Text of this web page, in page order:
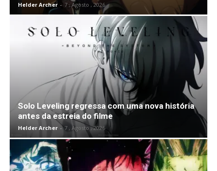
Helder Archer - 7 , Agosto , 2026
Solo Leveling regressa com uma nova história
antes da estreia do filme
Helder Archer - 7 , Agosto , 2026